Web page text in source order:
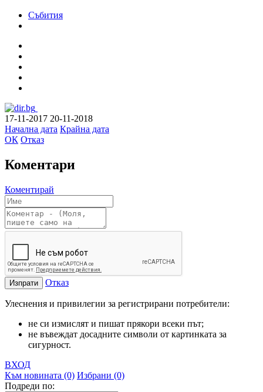
Събития
17-11-2017 20-11-2018
Начална дата Крайна дата
ОК Отказ
Коментари
Коментирай
Изпрати Отказ
Улеснения и привилегии за регистрирани потребители:
не си измислят и пишат прякори всеки път;
не въвеждат досадните символи от картинката за
сигурност.
ВХОД
Към новината (0) Избрани (0)
Подреди по: